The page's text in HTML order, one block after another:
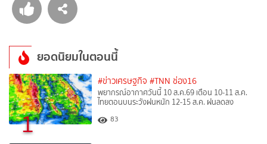
ยอดนิยมในตอนนี้
1
#ข่าวเศรษฐกิจ #TNN ช่อง16
พยากรณ์อากาศวันนี้ 10 ส.ค.69 เตือน 10-11 ส.ค.
ไทยตอนบนระวังฝนหนัก 12-15 ส.ค. ฝนลดลง
83